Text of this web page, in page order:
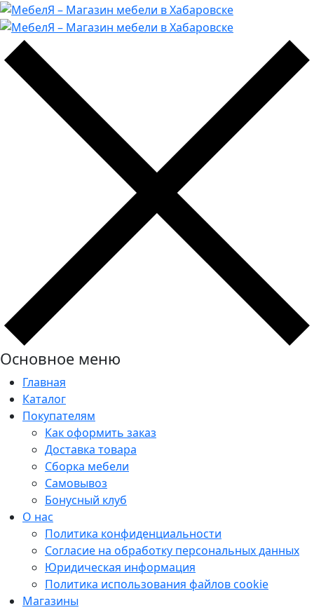
Основное меню
Главная
Каталог
Покупателям
Как оформить заказ
Доставка товара
Сборка мебели
Самовывоз
Бонусный клуб
О нас
Политика конфиденциальности
Согласие на обработку персональных данных
Юридическая информация
Политика использования файлов cookie
Магазины